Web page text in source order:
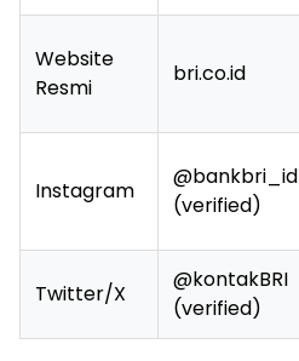
Website
Resmi
bri.co.id
Instagram
@bankbri_id
(verified)
Twitter/X
@kontakBRI
(verified)